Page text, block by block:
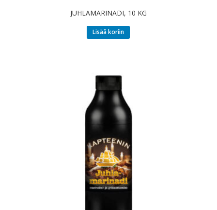
JUHLAMARINADI, 10 KG
Lisää koriin